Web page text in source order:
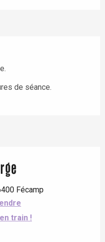
de séance.
Fécamp
train !